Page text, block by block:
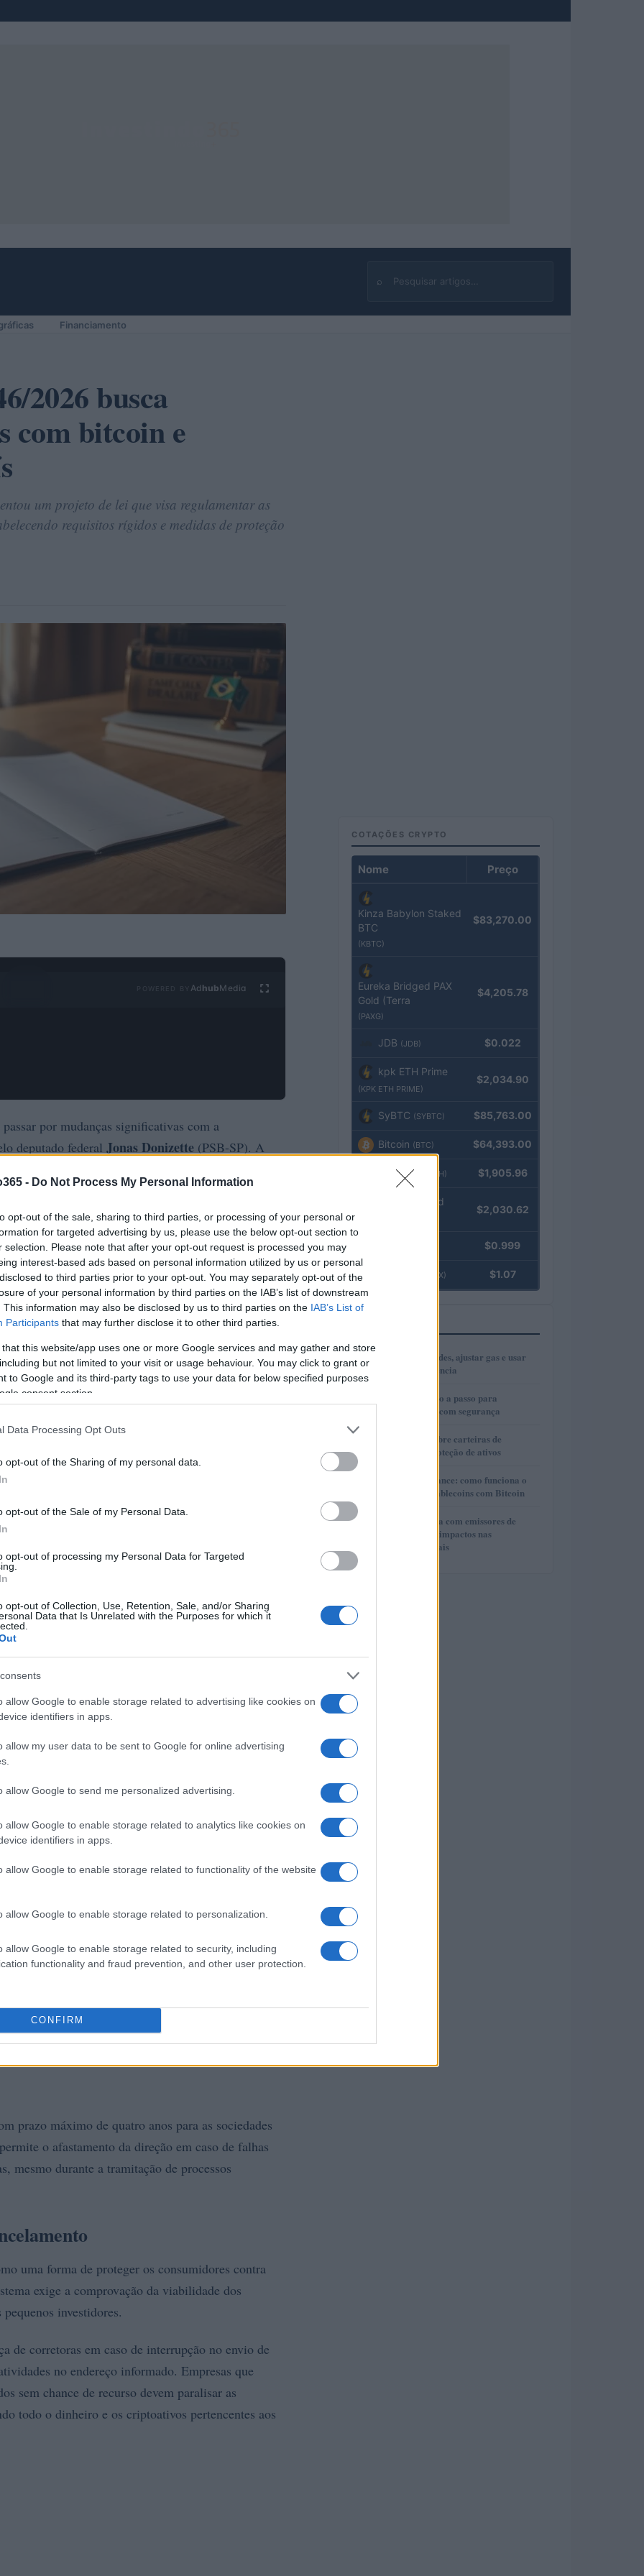
- Do Not Process My Personal Information
opt-out of the sale, sharing to third parties, or processing of your personal or
for targeted advertising by us, please use the below opt-out section to
selection. Please note that after your opt-out request is processed you may
interest-based ads based on personal information utilized by us or personal
to third parties prior to your opt-out. You may separately opt-out of the
of your personal information by third parties on the IAB’s list of downstream
This information may also be disclosed by us to third parties on the IAB’s List of
Participants that may further disclose it to other third parties.
that this website/app uses one or more Google services and may gather and store
but not limited to your visit or usage behaviour. You may click to grant or
to Google and its third-party tags to use your data for below specified purposes
consent section.
Data Processing Opt Outs
opt-out of the Sharing of my personal data.
opt-out of the Sale of my Personal Data.
opt-out of processing my Personal Data for Targeted
opt-out of Collection, Use, Retention, Sale, and/or Sharing
Data that Is Unrelated with the Purposes for which it
allow Google to enable storage related to advertising like cookies on
identifiers in apps.
allow my user data to be sent to Google for online advertising
allow Google to send me personalized advertising.
allow Google to enable storage related to analytics like cookies on
identifiers in apps.
allow Google to enable storage related to functionality of the website
allow Google to enable storage related to personalization.
allow Google to enable storage related to security, including
functionality and fraud prevention, and other user protection.
CONFIRM
⌕
Buscar
Financiamento
2026 busca
com bitcoin e
um projeto de lei que visa regulamentar as
requisitos rígidos e medidas de proteção
Ad hubMedia
por mudanças significativas com a
deputado federal Jonas Donizette (PSB-SP). A
prestam serviços combitcoine outros criptoativos,
em lei federal as normas de exigência prévia
jurídica
tanto para o setor de criptoativos quanto
de criptomoedas
rigorosos para que as corretoras de
no território nacional. Entre as exigências
recursos e a proibição do uso de escritórios
reputação e capacidade financeira compatíveis
regulador poderá exigir vistorias prévias e
antes da concessão da licença.
prazo máximo de quatro anos para as sociedades
o afastamento da direção em caso de falhas
mesmo durante a tramitação de processos
uma forma de proteger os consumidores contra
exige a comprovação da viabilidade dos
investidores.
de corretoras em caso de interrupção no envio de
no endereço informado. Empresas que
sem chance de recurso devem paralisar as
todo o dinheiro e os criptoativos pertencentes aos
COTAÇÕES CRYPTO
Nome Preço
Kinza Babylon Staked
BTC
(KBTC)
$83,270.00
Eureka Bridged PAX
Gold (Terra
(PAXG)
$4,205.78
JDB (JDB) $0.022
kpk ETH Prime
(KPK ETH PRIME)
$2,034.90
SyBTC (SYBTC) $85,763.00
Bitcoin (BTC) $64,393.00
Ethereum (ETH) $1,905.96
kpk ETH Yield
$2,030.62
$0.999
(USDEX) $1.07
1
Como escolher redes, ajustar gas e usar
bridges com eficiência
2
Cold wallets: passo a passo para
configurar e usar com segurança
3
Guia completo sobre carteiras de
autocustódia e proteção de ativos
Lite Loan da Binance: como funciona o
empréstimo de stablecoins com Bitcoin
5
Cooperação direta com emissores de
stablecoins e seus impactos nas
investigações penais